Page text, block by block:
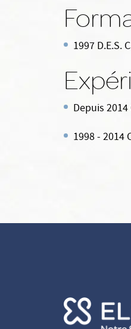
1997 D.E.S.
Depuis
1998 - 2014